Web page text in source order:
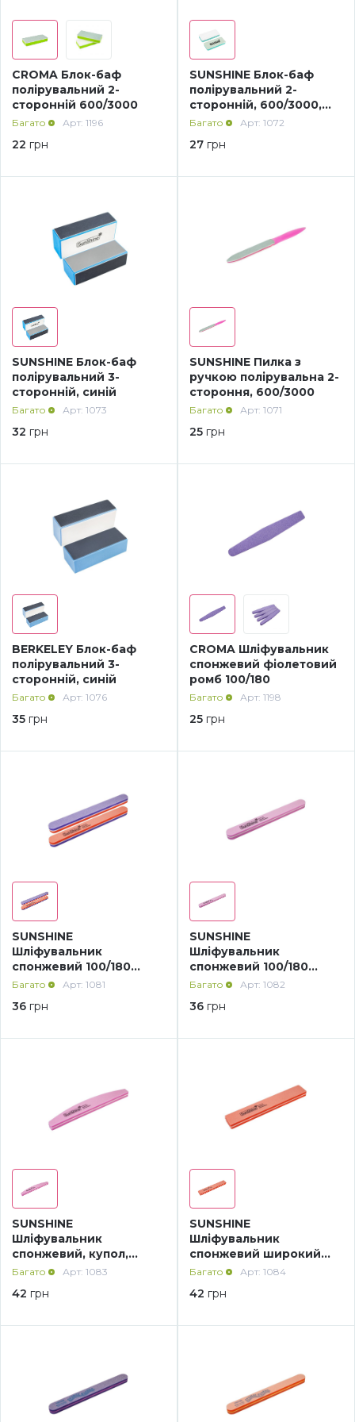
Дезінфекція та стерилізація
Декор для нігтів
Трикутники (каміфубукі)
Наклейки гнучкі лінії
Наліпки гнучкі лінії
Втирки
Бульонки
Блискітки (пісок для нігтів)
Блискітки для нігтів
Меланж (цукровий ефект)
Каміфубукі (конфетті)
Брокат
Інші прикраси
Фарби для розпису
Фольга для лиття (ефект кракелюра)
Навчання
CROMA Блок-баф
полірувальний 2-
сторонній 600/3000
Багато Арт: 1196
22 грн
SUNSHINE Блок-баф
полірувальний 2-
сторонній, 600/3000,
зелений
Багато Арт: 1072
27 грн
SUNSHINE Блок-баф
полірувальний 3-
сторонній, синій
Багато Арт: 1073
32 грн
SUNSHINE Пилка з
ручкою полірувальна 2-
стороння, 600/3000
Багато Арт: 1071
25 грн
BERKELEY Блок-баф
полірувальний 3-
сторонній, синій
Багато Арт: 1076
35 грн
CROMA Шліфувальник
спонжевий фіолетовий
ромб 100/180
Багато Арт: 1198
25 грн
SUNSHINE
Шліфувальник
спонжевий 100/180
помаранчевий /
Багато Арт: 1081
36 грн
SUNSHINE
Шліфувальник
спонжевий 100/180
рожевий
Багато Арт: 1082
36 грн
SUNSHINE
Шліфувальник
спонжевий, купол,
рожевий 100/180
Багато Арт: 1083
42 грн
SUNSHINE
Шліфувальник
спонжевий широкий
100/180 помаранчевий
Багато Арт: 1084
42 грн